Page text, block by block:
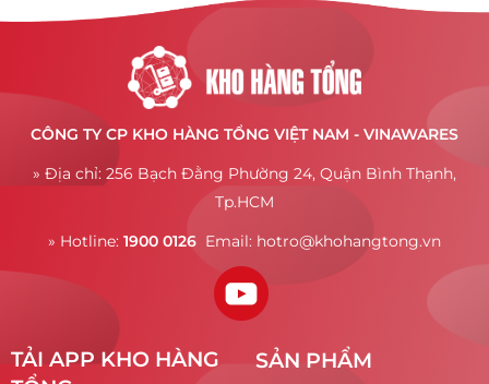
CÔNG TY CP KHO HÀNG TỔNG VIỆT NAM - VINAWARES
» Địa chỉ: 256 Bạch Đằng Phường 24, Quận Bình Thạnh,
Tp.HCM
» Hotline: 1900 0126 Email: hotro@khohangtong.vn
TẢI APP KHO HÀNG
SẢN PHẨM